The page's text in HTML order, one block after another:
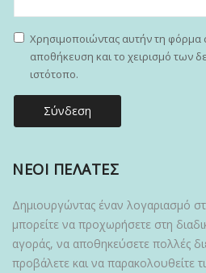
Χρησιμοποιώντας αυτήν τη φόρμα
αποθήκευση και το χειρισμό των
ιστότοπο.
Σύνδεση
ΝΈΟΙ ΠΕΛΆΤΕΣ
Δημιουργώντας έναν λογαριασμό
μπορείτε να προχωρήσετε στη
αγοράς, να αποθηκεύσετε πολλές
προβάλετε και να παρακολουθείτε